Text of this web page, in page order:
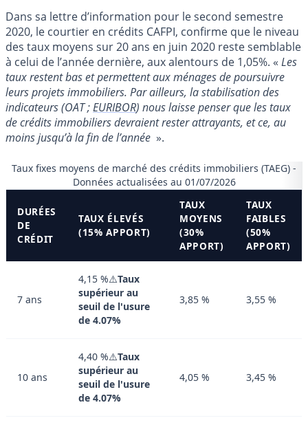
Dans sa lettre d’information pour le second semestre
2020, le courtier en crédits CAFPI, confirme que le niveau
des taux moyens sur 20 ans en juin 2020 reste semblable
à celui de l’année dernière, aux alentours de 1,05%. « Les
taux restent bas et permettent aux ménages de poursuivre
leurs projets immobiliers. Par ailleurs, la stabilisation des
indicateurs (OAT ;EURIBOR) nous laisse penser que les taux
de crédits immobiliers devraient rester attrayants, et ce, au
moins jusqu’à la fin de l’année ».
Taux fixes moyens de marché des crédits immobiliers (TAEG) -
Données actualisées au 01/07/2026
DURÉES
DE
CRÉDIT
TAUX ÉLEVÉS
(15% APPORT)
TAUX
MOYENS
(30%
APPORT)
TAUX
FAIBLES
(50%
APPORT)
7 ans
4,15 %⚠️Taux
supérieur au
seuil de l'usure
de 4.07%
3,85 % 3,55 %
10 ans
4,40 %⚠️Taux
supérieur au
seuil de l'usure
de 4.07%
4,05 % 3,45 %